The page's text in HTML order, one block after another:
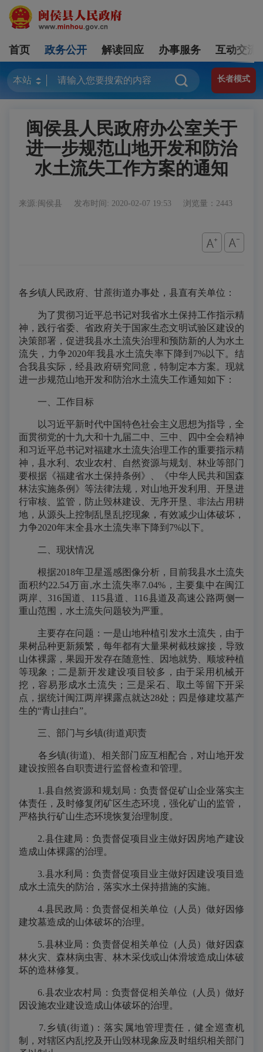
首页 政务公开 解读回应 办事服务 互动交流
长者模式
闽侯县人民政府办公室关于
进一步规范山地开发和防治
水土流失工作方案的通知
来源:闽侯县 发布时间: 2020-02-07 19:53 浏览量：2443
各乡镇人民政府、甘蔗街道办事处，县直有关单位：
为了贯彻习近平总书记对我省水土保持工作指示精
神，践行省委、省政府关于国家生态文明试验区建设的
决策部署，促进我县水土流失治理和预防新的人为水土
流失，力争2020年我县水土流失率下降到7%以下。结
合我县实际，经县政府研究同意，特制定本方案。现就
进一步规范山地开发和防治水土流失工作通知如下：
一、工作目标
以习近平新时代中国特色社会主义思想为指导，全
面贯彻党的十九大和十九届二中、三中、四中全会精神
和习近平总书记对福建水土流失治理工作的重要指示精
神，县水利、农业农村、自然资源与规划、林业等部门
要根据《福建省水土保持条例》、《中华人民共和国森
林法实施条例》等法律法规，对山地开发利用、开垦进
行审核、监管，防止毁林建设、无序开垦、非法占用耕
地，从源头上控制乱垦乱挖现象，有效减少山体破坏，
力争2020年末全县水土流失率下降到7%以下。
二、现状情况
根据2018年卫星遥感图像分析，目前我县水土流失
面积约22.54万亩,水土流失率7.04%，主要集中在闽江
两岸、316国道、115县道、116县道及高速公路两侧一
重山范围，水土流失问题较为严重。
主要存在问题：一是山地种植引发水土流失，由于
果树品种更新频繁，每年都有大量果树截枝嫁接，导致
山体裸露，果园开发存在随意性、因地就势、顺坡种植
等现象；二是新开发建设项目较多，由于采用机械开
挖，容易形成水土流失；三是采石、取土等留下开采
点，据统计闽江两岸裸露点就达28处；四是修建坟墓产
生的“青山挂白”。
三、部门与乡镇(街道)职责
各乡镇(街道)、相关部门应互相配合，对山地开发
建设按照各自职责进行监督检查和管理。
1.县自然资源和规划局：负责督促矿山企业落实主
体责任，及时修复闭矿区生态环境，强化矿山的监管，
严格执行矿山生态环境恢复治理制度。
2.县住建局：负责督促项目业主做好因房地产建设
造成山体裸露的治理。
3.县水利局：负责督促项目业主做好因建设项目造
成水土流失的防治，落实水土保持措施的实施。
4.县民政局：负责督促相关单位（人员）做好因修
建坟墓造成的山体破坏的治理。
5.县林业局：负责督促相关单位（人员）做好因森
林火灾、森林病虫害、林木采伐或山体滑坡造成山体破
坏的造林修复。
6.县农业农村局：负责督促相关单位（人员）做好
因设施农业建设造成山体破坏的治理。
7.乡镇(街道)：落实属地管理责任，健全巡查机
制，对辖区内乱挖及开山毁林现象应及时组织相关部门